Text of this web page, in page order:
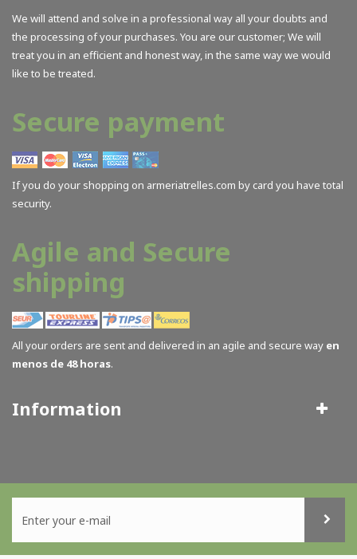
We will attend and solve in a professional way all your doubts and
the processing of your purchases. You are our customer; We will
treat you in an efficient and honest way, in the same way we would
like to be treated.
Secure payment
If you do your shopping on armeriatrelles.com by card you have total
security.
Agile and Secure
shipping
All your orders are sent and delivered in an agile and secure way en
menos de 48 horas.
Information